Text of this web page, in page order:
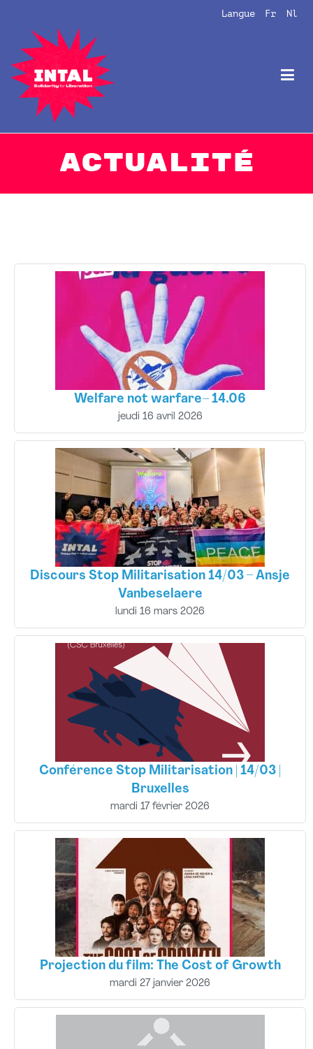
Langue Fr Nl
Intal
Globalize Solidarity!
ACTUALITÉ
Welfare not warfare– 14.06
jeudi 16 avril 2026
Discours Stop Militarisation 14/03 – Ansje
Vanbeselaere
lundi 16 mars 2026
Conférence Stop Militarisation | 14/03 |
Bruxelles
mardi 17 février 2026
Projection du film: The Cost of Growth
mardi 27 janvier 2026